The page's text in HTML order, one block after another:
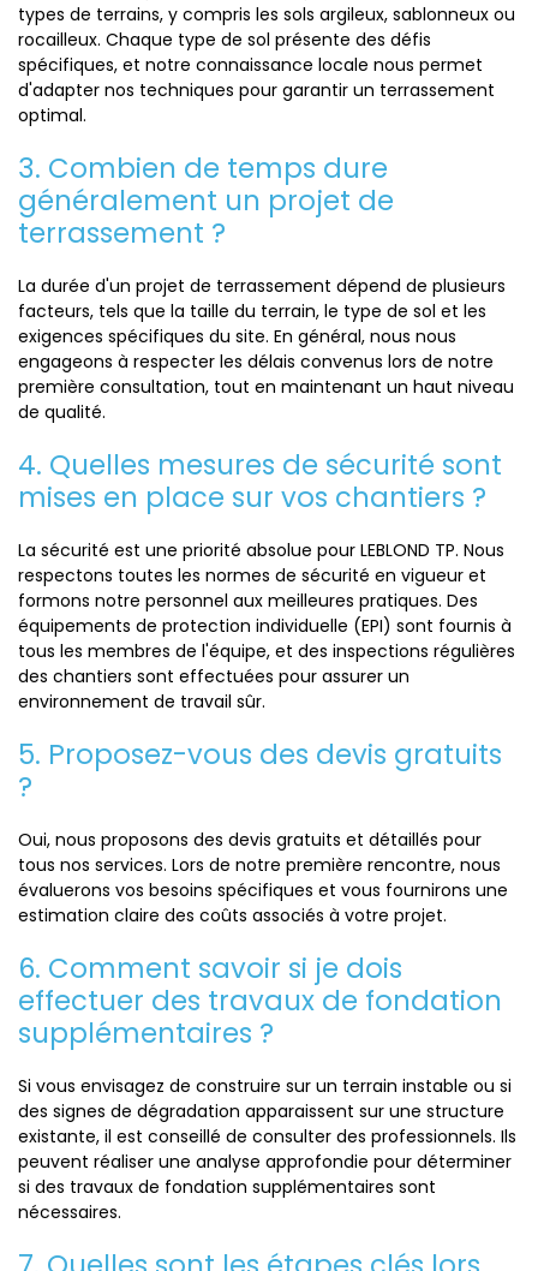
types de terrains, y compris les sols argileux, sablonneux ou
rocailleux. Chaque type de sol présente des défis
spécifiques, et notre connaissance locale nous permet
d'adapter nos techniques pour garantir un terrassement
optimal.
3. Combien de temps dure
généralement un projet de
terrassement ?
La durée d'un projet de terrassement dépend de plusieurs
facteurs, tels que la taille du terrain, le type de sol et les
exigences spécifiques du site. En général, nous nous
engageons à respecter les délais convenus lors de notre
première consultation, tout en maintenant un haut niveau
de qualité.
4. Quelles mesures de sécurité sont
mises en place sur vos chantiers ?
La sécurité est une priorité absolue pour LEBLOND TP. Nous
respectons toutes les normes de sécurité en vigueur et
formons notre personnel aux meilleures pratiques. Des
équipements de protection individuelle (EPI) sont fournis à
tous les membres de l'équipe, et des inspections régulières
des chantiers sont effectuées pour assurer un
environnement de travail sûr.
5. Proposez-vous des devis gratuits
?
Oui, nous proposons des devis gratuits et détaillés pour
tous nos services. Lors de notre première rencontre, nous
évaluerons vos besoins spécifiques et vous fournirons une
estimation claire des coûts associés à votre projet.
6. Comment savoir si je dois
effectuer des travaux de fondation
supplémentaires ?
Si vous envisagez de construire sur un terrain instable ou si
des signes de dégradation apparaissent sur une structure
existante, il est conseillé de consulter des professionnels. Ils
peuvent réaliser une analyse approfondie pour déterminer
si des travaux de fondation supplémentaires sont
nécessaires.